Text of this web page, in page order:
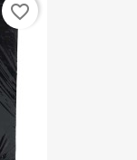
favorite_border